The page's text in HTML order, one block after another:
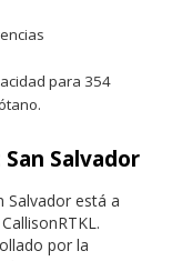
para 354
Salvador
Salvador está a
por la